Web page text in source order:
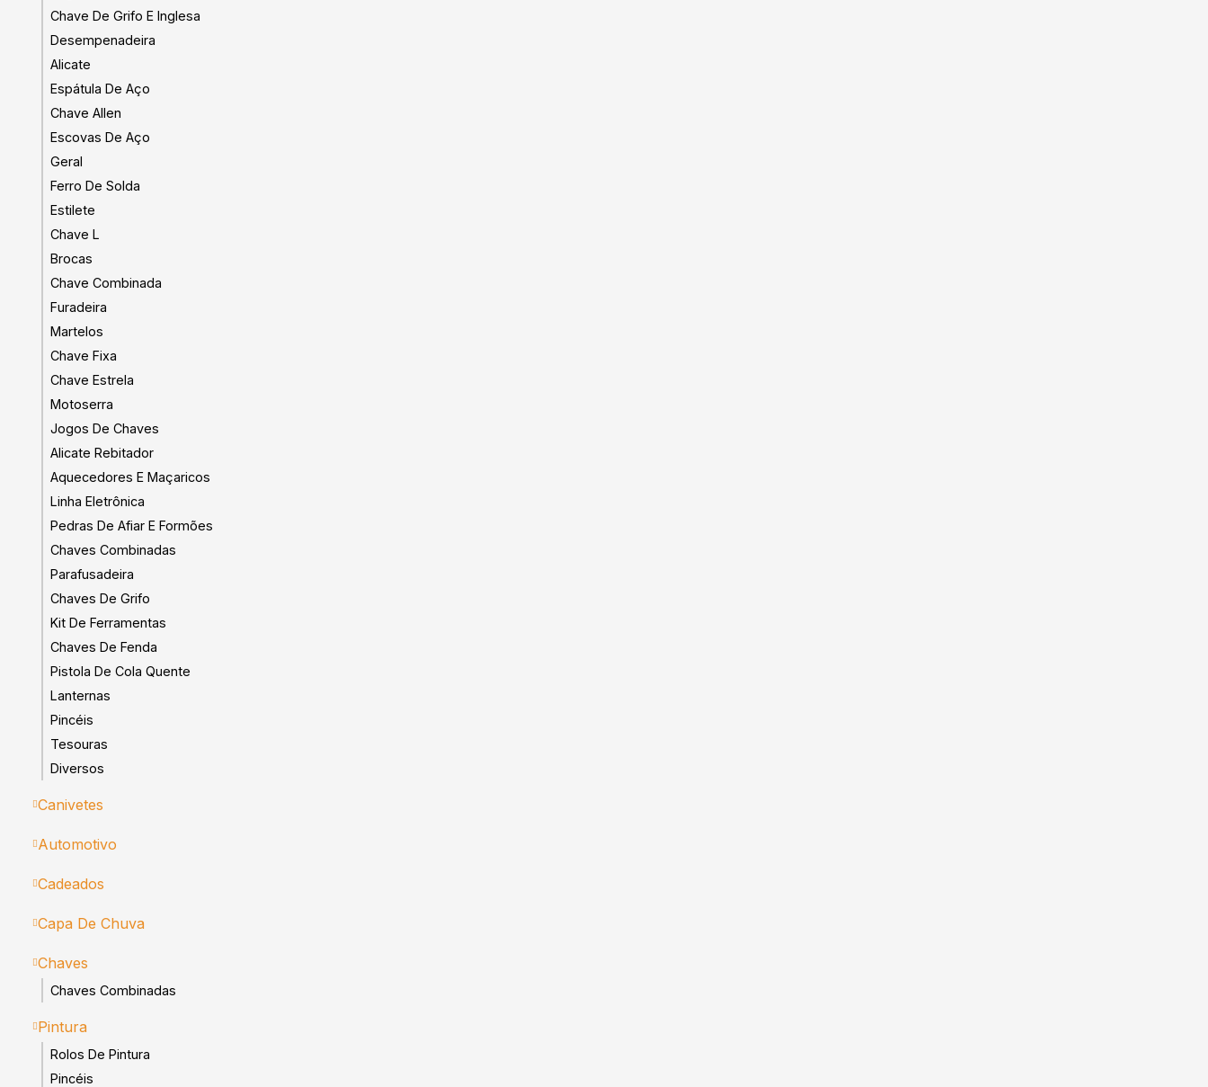
Chave De Grifo E Inglesa
Desempenadeira
Alicate
Espátula De Aço
Chave Allen
Escovas De Aço
Geral
Ferro De Solda
Estilete
Chave L
Brocas
Chave Combinada
Furadeira
Martelos
Chave Fixa
Chave Estrela
Motoserra
Jogos De Chaves
Alicate Rebitador
Aquecedores E Maçaricos
Linha Eletrônica
Pedras De Afiar E Formões
Chaves Combinadas
Parafusadeira
Chaves De Grifo
Kit De Ferramentas
Chaves De Fenda
Pistola De Cola Quente
Lanternas
Pincéis
Tesouras
Diversos
Canivetes
Automotivo
Cadeados
Capa De Chuva
Chaves
Chaves Combinadas
Pintura
Rolos De Pintura
Pincéis